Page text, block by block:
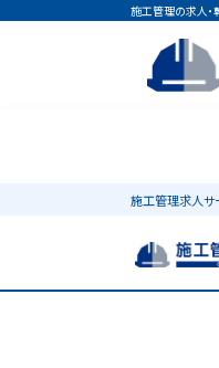
施工管理の求人・
施工管理求人サ